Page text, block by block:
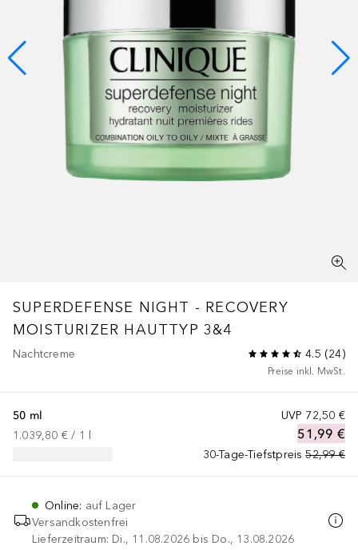
SUPERDEFENSE NIGHT - RECOVERY
MOISTURIZER HAUTTYP 3&4
Nachtcreme 4.5 (24)
Preise inkl. MwSt.
UVP 72,50 €
51,99 €
30-Tage-Tiefstpreis 52,99 €
50 ml
1.039,80 € / 1
Online: auf Lager
Versandkostenfrei
Lieferzeitraum: Di., 11.08.2026 bis Do., 13.08.2026